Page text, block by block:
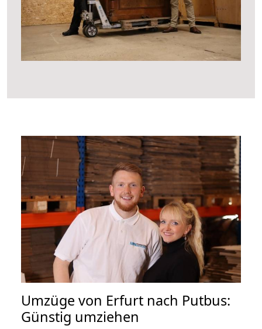
Umzüge von Erfurt nach Putbus:
Günstig umziehen